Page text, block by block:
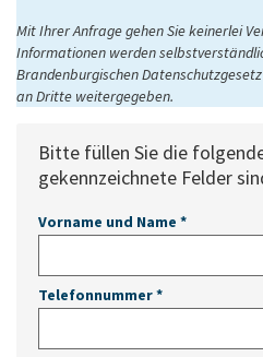
Mit Ihrer Anfrage gehen Sie keinerlei
Informationen werden
Brandenburgischen
an Dritte weitergegeben.
Bitte füllen Sie die
gekennzeichnete Felder
Vorname und Name *
Telefonnummer*